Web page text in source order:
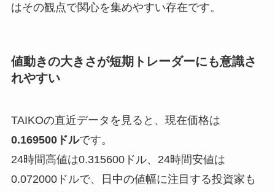
はその観点で関心を集めやすい存在です。
値動きの大きさが短期トレーダーにも意識さ
れやすい
TAIKOの直近データを見ると、現在価格は
0.169500ドルです。
24時間高値は0.315600ドル、24時間安値は
0.072000ドルで、日中の値幅に注目する投資家も